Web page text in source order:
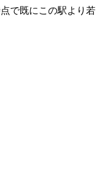
で既にこの駅より若